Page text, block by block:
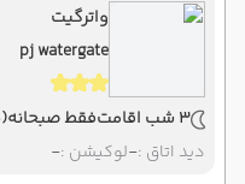
واترگیت
pj watergate
3 شب اقامت فقط صبحانه(BB)
دید اتاق :-لوکیشن :-